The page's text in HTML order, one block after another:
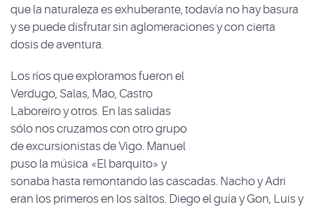
que la naturaleza es exhuberante, todavía no hay basura
y se puede disfrutar sin aglomeraciones y con cierta
dosis de aventura.
Los ríos que exploramos fueron el
Verdugo, Salas, Mao, Castro
Laboreiro y otros. En las salidas
sólo nos cruzamos con otro grupo
de excursionistas de Vigo. Manuel
puso la música «El barquito» y
sonaba hasta remontando las cascadas. Nacho y Adri
eran los primeros en los saltos. Diego el guía y Gon, Luis y